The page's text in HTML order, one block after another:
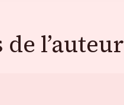
l’auteur